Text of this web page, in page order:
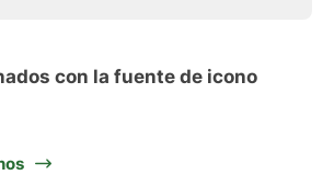
con la fuente de icono